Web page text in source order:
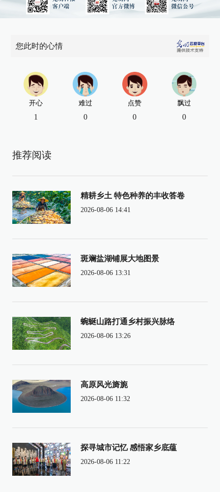
您此时的心情
开心
1
难过
0
点赞
0
飘过
0
推荐阅读
精耕乡土 特色种养的丰收答卷
2026-08-06 14:41
斑斓盐湖铺展大地图景
2026-08-06 13:31
蜿蜒山路打通乡村振兴脉络
2026-08-06 13:26
高原风光旖旎
2026-08-06 11:32
探寻城市记忆 感悟家乡底蕴
2026-08-06 11:22